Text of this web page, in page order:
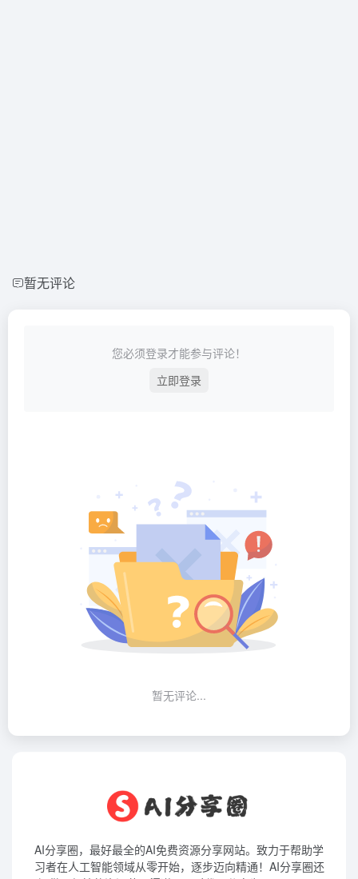
暂无评论
您必须登录才能参与评论！
立即登录
暂无评论...
AI分享圈，最好最全的AI免费资源分享网站。致力于帮助学
习者在人工智能领域从零开始，逐步迈向精通！AI分享圈还